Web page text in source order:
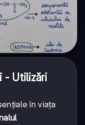
- Utilizări
în viața